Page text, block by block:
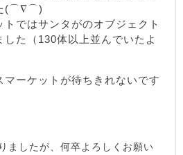
(⌒∇⌒)
ではサンタがのオブジェクト
た（130体以上並んでいたよ
マーケットが待ちきれないです
ましたが、何卒よろしくお願い